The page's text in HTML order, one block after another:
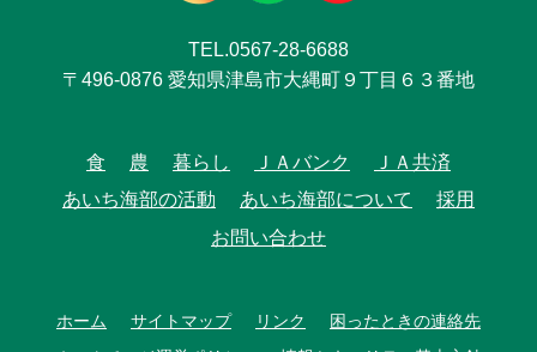
TEL.0567-28-6688
〒496-0876 愛知県津島市大縄町９丁目６３番地
食 農 暮らし ＪＡバンク
ＪＡ共済
あいち海部の活動
あいち海部について
採用
お問い合わせ
ホーム サイトマップ リンク
困ったときの連絡先